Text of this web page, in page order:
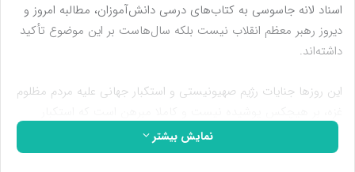
اسناد لانه جاسوسی به کتاب‌های درسی دانش‌آموزان، مطالبه امروز و
دیروز رهبر معظم انقلاب نیست بلکه سال‌هاست بر این موضوع تأکید
داشته‌اند.
این روزها جنایات رژیم صهیونیستی و استکبار جهانی علیه مردم مظلوم
جهانی برای رسیدن به آمال و آرزوهایش از هیچ جنایتی فروگذار
نیست.
نمایش بیشتر